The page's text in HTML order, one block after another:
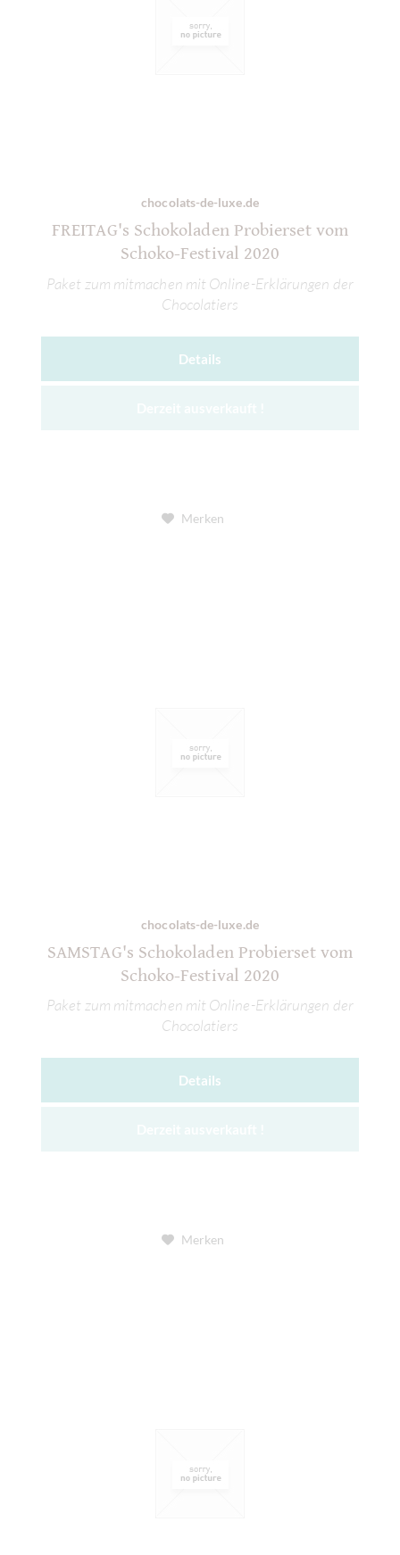
chocolats-de-luxe.de
FREITAG's Schokoladen Probierset vom
Schoko-Festival 2020
Paket zum mitmachen mit Online-Erklärungen der
Chocolatiers
Details
Merken
chocolats-de-luxe.de
SAMSTAG's Schokoladen Probierset vom
Schoko-Festival 2020
Paket zum mitmachen mit Online-Erklärungen der
Chocolatiers
Details
Merken